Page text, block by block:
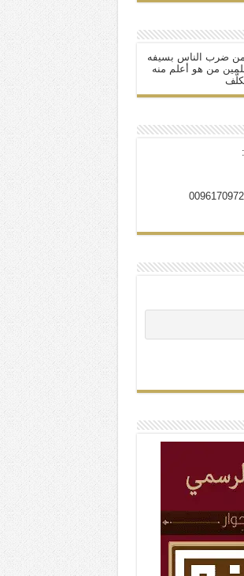
من ضرب الناس بسيفه
من هو أعلم منه